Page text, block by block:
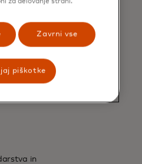
odklenjamo
poravnave za
Navdušeni
novimi primeri
bo izkoristila
organizacij.«
in
Zavrni vse
piškotke